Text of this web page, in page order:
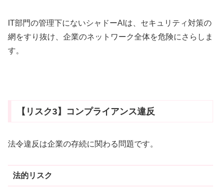
IT部門の管理下にないシャドーAIは、セキュリティ対策の
網をすり抜け、企業のネットワーク全体を危険にさらしま
す。
【リスク3】コンプライアンス違反
法令違反は企業の存続に関わる問題です。
法的リスク